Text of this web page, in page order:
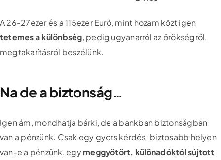
A 26-27ezer és a 115ezer Euró, mint hozam közt igen
tetemes a különbség, pedig ugyanarról az örökségről,
megtakarításról beszélünk.
Na de a biztonság…
Igen ám, mondhatja bárki, de a bankban biztonságban
van a pénzünk. Csak egy gyors kérdés: biztosabb helyen
van-e a pénzünk, egymeggyötört, különadóktól sújtott